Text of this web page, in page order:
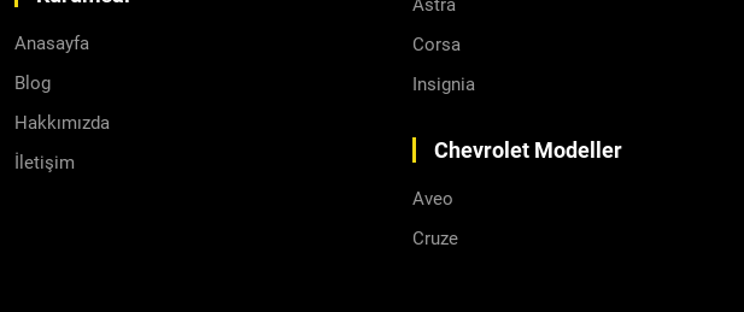
Anasayfa
Blog
Hakkımızda
İletişim
Astra
Corsa
Insignia
Chevrolet Modeller
Aveo
Cruze